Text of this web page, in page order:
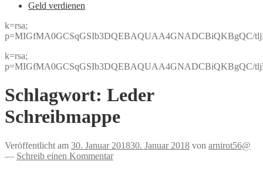
Geld verdienen
k=rsa;
p=MIGfMA0GCSqGSIb3DQEBAQUAA4GNADCBiQKBgQC/
k=rsa;
p=MIGfMA0GCSqGSIb3DQEBAQUAA4GNADCBiQKBgQC/
Schlagwort: Leder
Schreibmappe
Veröffentlicht am 30. Januar 201830. Januar 2018 von arnirot56@
— Schreib einen Kommentar